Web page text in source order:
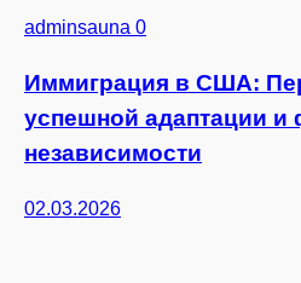
adminsauna 0
Иммиграция в США:
успешной адаптации и
независимости
02.03.2026